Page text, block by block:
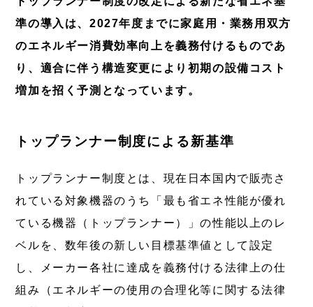
準の導入は、2027年度までに家庭用・業務用双方
のエネルギー消費効率向上を義務付けるものであ
り、適合に伴う構造変更により初期の設備コスト
増加を招く予測となっています。
トップランナー制度による新基準
トップランナー制度とは、現在日本国内で販売さ
れている対象機器のうち「最も省エネ性能が優れ
ている機器（トップランナー）」の性能以上のレ
ベルを、数年後の新しい目標基準値として設定
し、メーカー各社に達成を義務付ける法律上の仕
組み（エネルギーの使用の合理化等に関する法律